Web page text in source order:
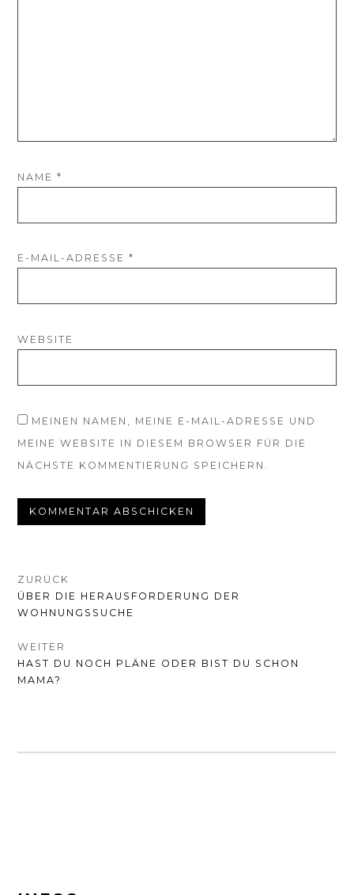
NAME*
E-MAIL-ADRESSE*
WEBSITE
MEINEN NAMEN, MEINE E-MAIL-ADRESSE UND
MEINE WEBSITE IN DIESEM BROWSER FÜR DIE
NÄCHSTE KOMMENTIERUNG SPEICHERN.
BEITRAGSNAVIGATION
ZURÜCK
VORHERIGER
BEITRAG:
ÜBER DIE HERAUSFORDERUNG DER
WOHNUNGSSUCHE
WEITER
NÄCHSTER
BEITRAG:
HAST DU NOCH PLÄNE ODER BIST DU SCHON
MAMA?